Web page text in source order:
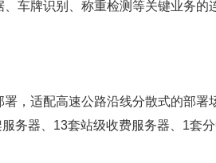
车牌识别、称重检测等关键业务
，适配高速公路沿线分散式的部
务器、13套站级收费服务器、1套